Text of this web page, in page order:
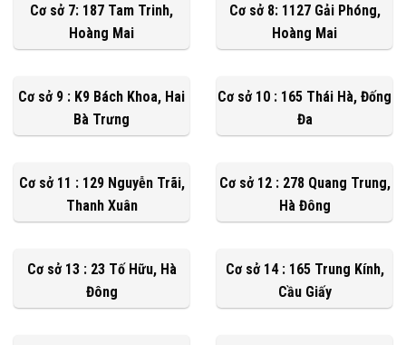
Cơ sở 7: 187 Tam Trinh,
Hoàng Mai
Cơ sở 8: 1127 Gải Phóng,
Hoàng Mai
Cơ sở 9 : K9 Bách Khoa, Hai
Bà Trưng
Cơ sở 10 : 165 Thái Hà, Đống
Đa
Cơ sở 11 : 129 Nguyễn Trãi,
Thanh Xuân
Cơ sở 12 : 278 Quang Trung,
Hà Đông
Cơ sở 13 : 23 Tố Hữu, Hà
Đông
Cơ sở 14 : 165 Trung Kính,
Cầu Giấy